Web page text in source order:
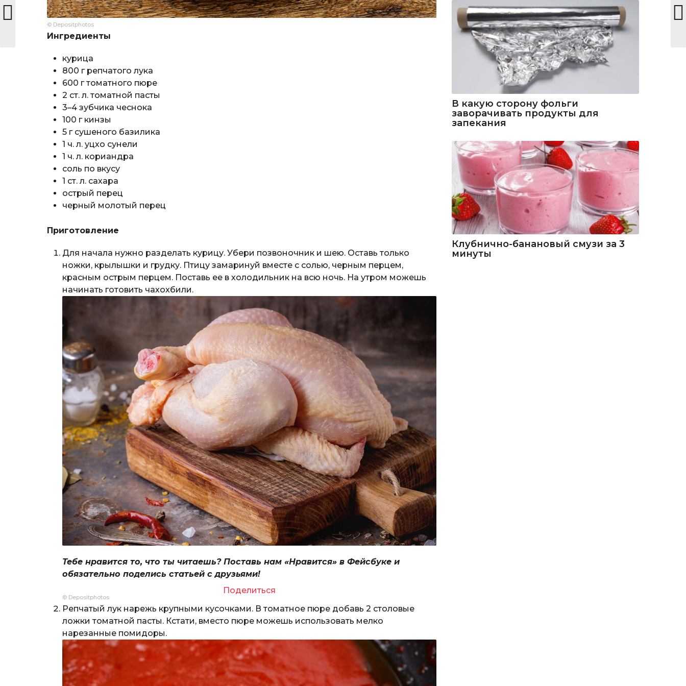
© Depositphotos
Ингредиенты
курица
800 г репчатого лука
600 г томатного пюре
2 ст. л. томатной пасты
3–4 зубчика чеснока
100 г кинзы
5 г сушеного базилика
1 ч. л. уцхо сунели
1 ч. л. кориандра
соль по вкусу
1 ст. л. сахара
острый перец
черный молотый перец
Приготовление
Для начала нужно разделать курицу. Убери позвоночник и шею. Оставь только
ножки, крылышки и грудку. Птицу замаринуй вместе с солью, черным перцем,
красным острым перцем. Поставь ее в холодильник на всю ночь. На утром можешь
начинать готовить чахохбили.
Тебе нравится то, что ты читаешь? Поставь нам «Нравится» в Фейсбуке и
обязательно поделись статьей с друзьями!
Поделиться
© Depositphotos
Репчатый лук нарежь крупными кусочками. В томатное пюре добавь 2 столовые
ложки томатной пасты. Кстати, вместо пюре можешь использовать мелко
нарезанные помидоры.
В какую сторону фольги
заворачивать продукты для
запекания
Клубнично-банановый смузи за 3
минуты